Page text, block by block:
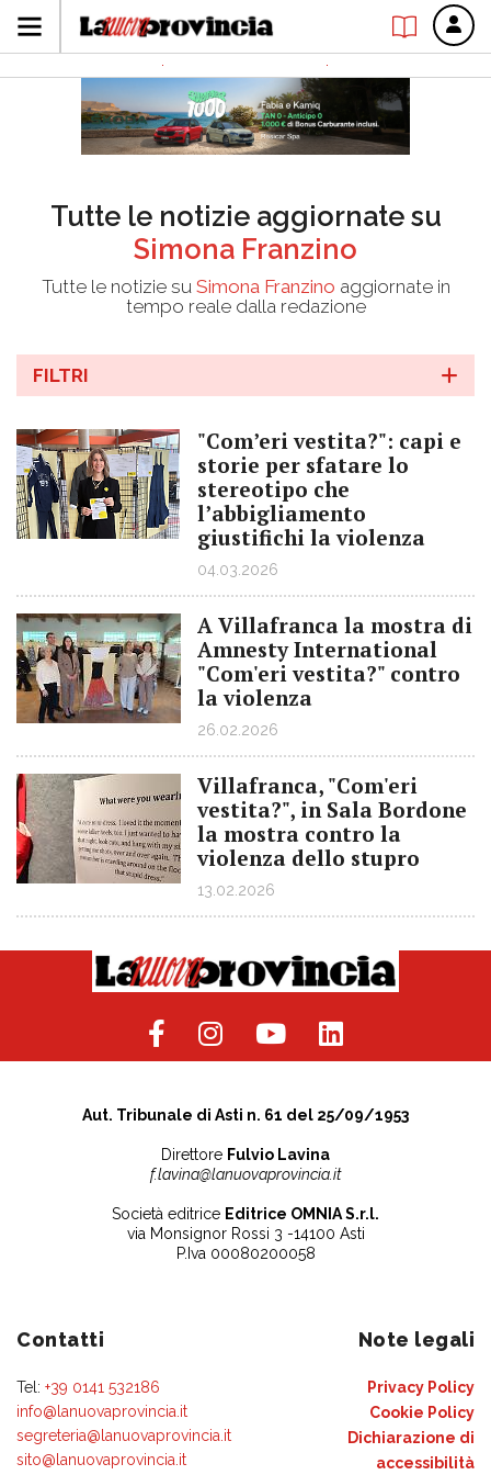
Tutte le notizie aggiornate su
Simona Franzino
Tutte le notizie su Simona Franzino aggiornate in
tempo reale dalla redazione
FILTRI
"Com’eri vestita?": capi e
storie per sfatare lo
stereotipo che
l’abbigliamento
giustifichi la violenza
04.03.2026
A Villafranca la mostra di
Amnesty International
"Com'eri vestita?" contro
la violenza
26.02.2026
Villafranca, "Com'eri
vestita?", in Sala Bordone
la mostra contro la
violenza dello stupro
13.02.2026
Aut. Tribunale di Asti n. 61 del 25/09/1953
Direttore Fulvio Lavina
f.lavina@lanuovaprovincia.it
Società editrice Editrice OMNIA S.r.l.
via Monsignor Rossi 3 -14100 Asti
P.Iva 00080200058
Contatti
Tel: +39 0141 532186
info@lanuovaprovincia.it
segreteria@lanuovaprovincia.it
sito@lanuovaprovincia.it
Note legali
Privacy Policy
Cookie Policy
Dichiarazione di
accessibilità